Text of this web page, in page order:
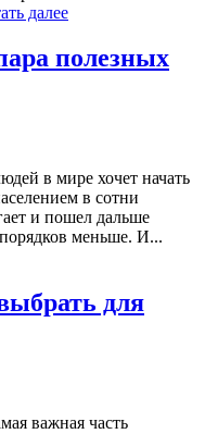
далее
полезных
в мире хочет начать
в сотни
и пошел дальше
меньше. И...
для
важная часть